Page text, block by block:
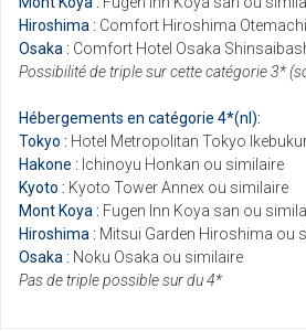
Hiroshima : Comfort Hiroshima
Osaka : Comfort Hotel Osaka
Possibilité de triple sur cette catégorie 3*
Hébergements en catégorie 4*(nl):
Tokyo : Hotel Metropolitan Tokyo
Hakone : Ichinoyu Honkan ou similaire
Kyoto : Kyoto Tower Annex ou similaire
Mont Koya : Fugen Inn Koya san ou
Hiroshima : Mitsui Garden Hiroshima ou
Osaka : Noku Osaka ou similaire
Pas de triple possible sur du 4*